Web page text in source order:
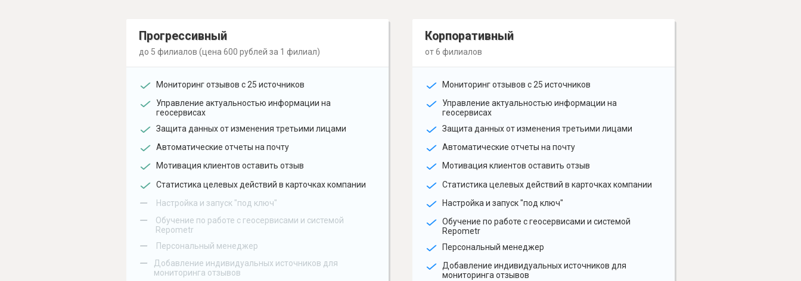
Прогрессивный
до 5 филиалов (цена 600 рублей за 1 филиал)
Мониторинг отзывов с 25 источников
Управление актуальностью информации на
геосервисах
Защита данных от изменения третьими лицами
Автоматические отчеты на почту
Мотивация клиентов оставить отзыв
Статистика целевых действий в карточках компании
– Настройка и запуск "под ключ"
–
Обучение по работе с геосервисами и системой
Repometr
– Персональный менеджер
–
Добавление индивидуальных источников для
мониторинга отзывов
Корпоративный
от 6 филиалов
Мониторинг отзывов с 25 источников
Управление актуальностью информации на
геосервисах
Защита данных от изменения третьими лицами
Автоматические отчеты на почту
Мотивация клиентов оставить отзыв
Статистика целевых действий в карточках компании
Настройка и запуск "под ключ"
Обучение по работе с геосервисами и системой
Repometr
Персональный менеджер
Добавление индивидуальных источников для
мониторинга отзывов